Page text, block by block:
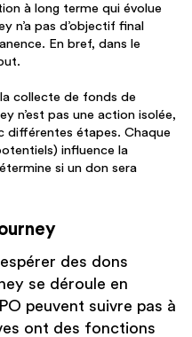
à long terme qui évolue
n’a pas d’objectif final
En bref, dans le
collecte de fonds de
n’est pas une action isolée,
différentes étapes. Chaque
influence la
si un don sera
des dons
se déroule en
peuvent suivre pas à
ont des fonctions